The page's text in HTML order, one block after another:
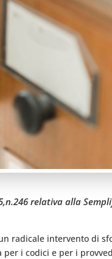
relativa alla
radicale intervento di
i codici e per i